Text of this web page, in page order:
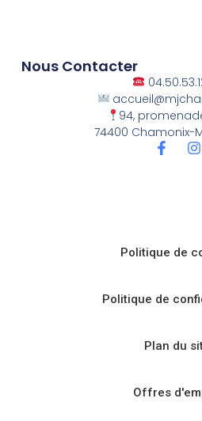
Nous Contacter
94,
74400 Chamonix-
Politique de
Politique de
Plan du
Offres